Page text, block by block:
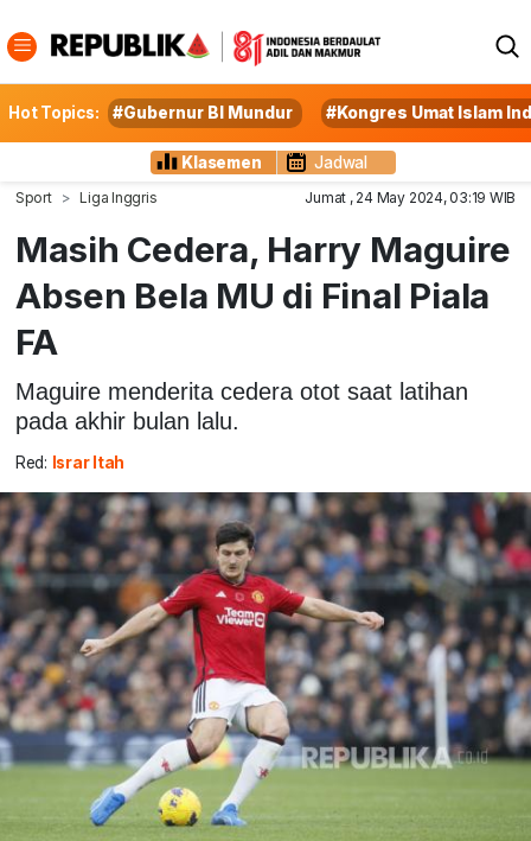
Hot Topics: #Gubernur BI Mundur #Kongres Umat Islam
Klasemen Jadwal
Sport Liga Inggris Jumat , 24 May 2024, 03:19 WIB
Masih Cedera, Harry Maguire
Absen Bela MU di Final Piala
FA
Maguire menderita cedera otot saat latihan
pada akhir bulan lalu.
Red: Israr Itah